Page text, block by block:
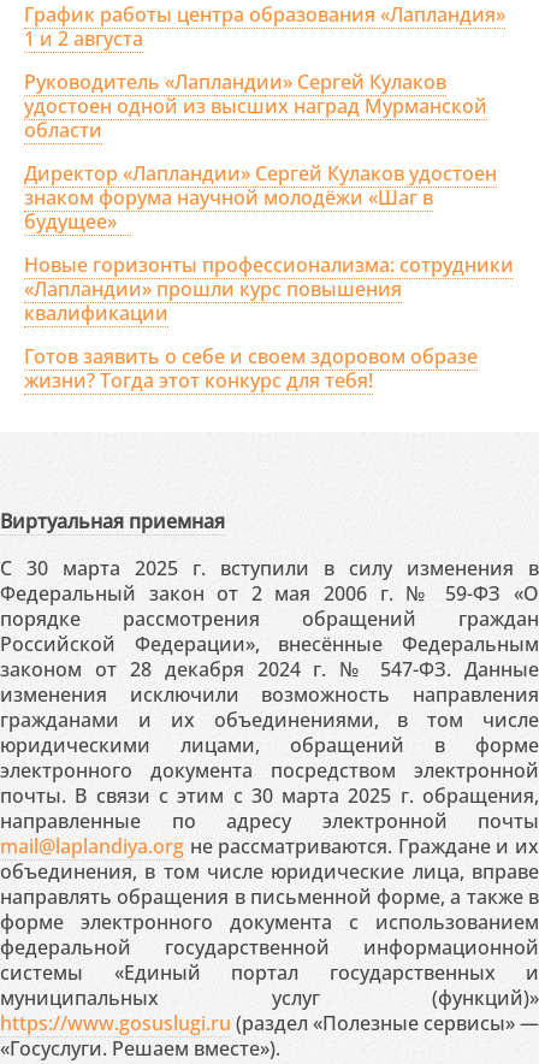
График работы центра образования «Лапландия»
1 и 2 августа
Руководитель «Лапландии» Сергей Кулаков
удостоен одной из высших наград Мурманской
области
Директор «Лапландии» Сергей Кулаков удостоен
знаком форума научной молодёжи «Шаг в
будущее»
Новые горизонты профессионализма: сотрудники
«Лапландии» прошли курс повышения
квалификации
Готов заявить о себе и своем здоровом образе
жизни? Тогда этот конкурс для тебя!
Виртуальная приемная
С 30 марта 2025 г. вступили в силу изменения в
Федеральный закон от 2 мая 2006 г. № 59-ФЗ «О
порядке рассмотрения обращений граждан
Российской Федерации», внесённые Федеральным
законом от 28 декабря 2024 г. № 547-ФЗ. Данные
изменения исключили возможность направления
гражданами и их объединениями, в том числе
юридическими лицами, обращений в форме
электронного документа посредством электронной
почты. В связи с этим с 30 марта 2025 г. обращения,
направленные по адресу электронной почты
mail@laplandiya.org не рассматриваются. Граждане и их
объединения, в том числе юридические лица, вправе
направлять обращения в письменной форме, а также в
форме электронного документа с использованием
федеральной государственной информационной
системы «Единый портал государственных и
муниципальных услуг (функций)»
https://www.gosuslugi.ru (раздел «Полезные сервисы» —
«Госуслуги. Решаем вместе»).